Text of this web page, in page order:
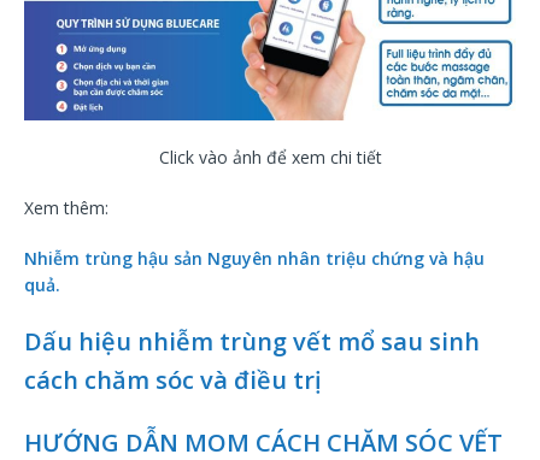
Click vào ảnh để xem chi tiết
Xem thêm:
Nhiễm trùng hậu sản Nguyên nhân triệu chứng và hậu
quả.
Dấu hiệu nhiễm trùng vết mổ sau sinh
cách chăm sóc và điều trị
HƯỚNG DẪN MOM CÁCH CHĂM SÓC VẾT